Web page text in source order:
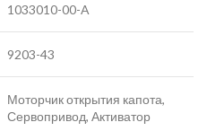
1033010-00-A
9203-43
Моторчик открытия капота,
Сервопривод, Активатор